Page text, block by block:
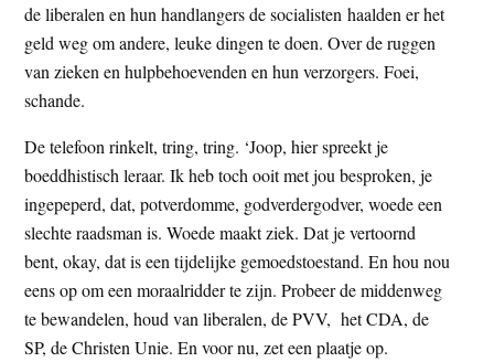
de liberalen en hun handlangers de socialisten haalden er het
geld weg om andere, leuke dingen te doen. Over de ruggen
van zieken en hulpbehoevenden en hun verzorgers. Foei,
schande.
De telefoon rinkelt, tring, tring. ‘Joop, hier spreekt je
boeddhistisch leraar. Ik heb toch ooit met jou besproken, je
ingepeperd, dat, potverdomme, godverdergodver, woede een
slechte raadsman is. Woede maakt ziek. Dat je vertoornd
bent, okay, dat is een tijdelijke gemoedstoestand. En hou nou
eens op om een moraalridder te zijn. Probeer de middenweg
te bewandelen, houd van liberalen, de PVV, het CDA, de
SP, de Christen Unie. En voor nu, zet een plaatje op.